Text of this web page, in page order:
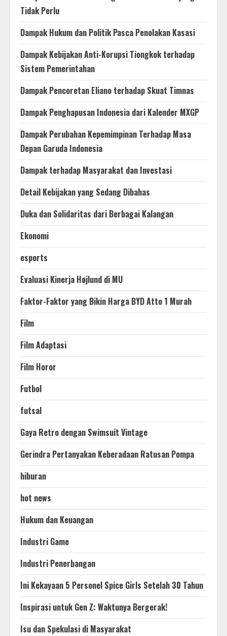
Tidak Perlu
Dampak Hukum dan Politik Pasca Penolakan Kasasi
Dampak Kebijakan Anti-Korupsi Tiongkok terhadap
Sistem Pemerintahan
Dampak Pencoretan Eliano terhadap Skuat Timnas
Dampak Penghapusan Indonesia dari Kalender MXGP
Dampak Perubahan Kepemimpinan Terhadap Masa
Depan Garuda Indonesia
Dampak terhadap Masyarakat dan Investasi
Detail Kebijakan yang Sedang Dibahas
Duka dan Solidaritas dari Berbagai Kalangan
Ekonomi
esports
Evaluasi Kinerja Højlund di MU
Faktor-Faktor yang Bikin Harga BYD Atto 1 Murah
Film
Film Adaptasi
Film Horor
Futbol
futsal
Gaya Retro dengan Swimsuit Vintage
Gerindra Pertanyakan Keberadaan Ratusan Pompa
hiburan
hot news
Hukum dan Keuangan
Industri Game
Industri Penerbangan
Ini Kekayaan 5 Personel Spice Girls Setelah 30 Tahun
Inspirasi untuk Gen Z: Waktunya Bergerak!
Isu dan Spekulasi di Masyarakat